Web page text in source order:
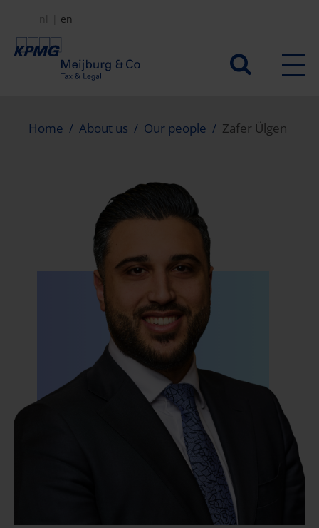
main
Secundair
nl en
Home About us Our people Zafer Ülgen